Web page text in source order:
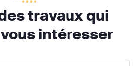
travaux qui
intéresser